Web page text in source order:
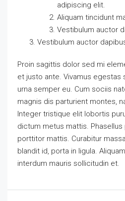
adipiscing elit.
Aliquam tincidunt
Vestibulum auctor
Vestibulum auctor
Proin sagittis dolor sed mi
et justo ante. Vivamus egestas
urna semper eu. Cum sociis
magnis dis parturient montes,
Integer tristique elit lobortis
dictum metus mattis.
porttitor mattis. Curabitur
blandit id, porta in ligula.
interdum mauris sollicitudin et.